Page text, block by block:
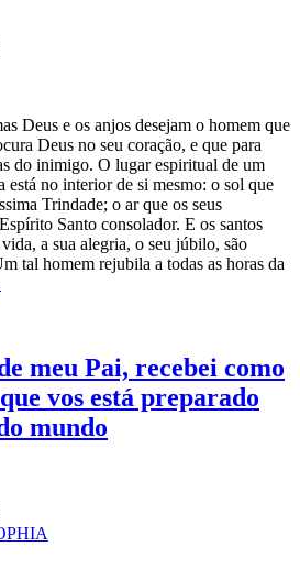
Deus e os anjos desejam o homem que
Deus no seu coração, e que para
do inimigo. O lugar espiritual de um
está no interior de si mesmo: o sol que
Trindade; o ar que os seus
Santo consolador. E os santos
a sua alegria, o seu júbilo, são
tal homem rejubila a todas as horas da
meu Pai, recebei como
vos está preparado
mundo